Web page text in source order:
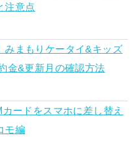
注意点
みまもりケータイ&キッズ
金&更新月の確認方法
ードをスマホに差し替え
モ編